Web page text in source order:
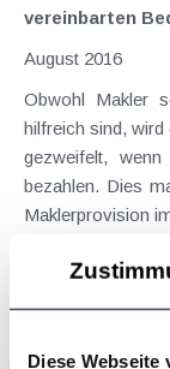
Diese Webseite
vereinbarten
August 2016
Obwohl Makler
hilfreich sind, wird
gezweifelt, wenn es
bezahlen. Dies
Maklerprovision